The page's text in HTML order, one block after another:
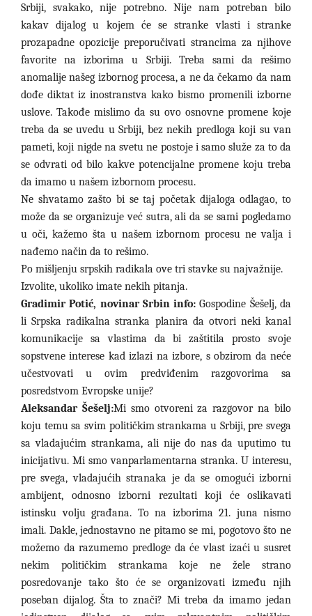
Srbiji, svakako, nije potrebno. Nije nam potreban bilo
kakav dijalog u kojem će se stranke vlasti i stranke
prozapadne opozicije preporučivati strancima za njihove
favorite na izborima u Srbiji. Treba sami da rešimo
anomalije našeg izbornog procesa, a ne da čekamo da nam
dođe diktat iz inostranstva kako bismo promenili izborne
uslove. Takođe mislimo da su ovo osnovne promene koje
treba da se uvedu u Srbiji, bez nekih predloga koji su van
pameti, koji nigde na svetu ne postoje i samo služe za to da
se odvrati od bilo kakve potencijalne promene koju treba
da imamo u našem izbornom procesu.
Ne shvatamo zašto bi se taj početak dijaloga odlagao, to
može da se organizuje već sutra, ali da se sami pogledamo
u oči, kažemo šta u našem izbornom procesu ne valja i
nađemo način da to rešimo.
Po mišljenju srpskih radikala ove tri stavke su najvažnije.
Izvolite, ukoliko imate nekih pitanja.
Gradimir Potić, novinar Srbin info:Gospodine Šešelj, da
li Srpska radikalna stranka planira da otvori neki kanal
komunikacije sa vlastima da bi zaštitila prosto svoje
sopstvene interese kad izlazi na izbore, s obzirom da neće
učestvovati u ovim predviđenim razgovorima sa
posredstvom Evropske unije?
Aleksandar Šešelj:Mi smo otvoreni za razgovor na bilo
koju temu sa svim političkim strankama u Srbiji, pre svega
sa vladajućim strankama, ali nije do nas da uputimo tu
inicijativu. Mi smo vanparlamentarna stranka. U interesu,
pre svega, vladajućih stranaka je da se omogući izborni
ambijent, odnosno izborni rezultati koji će oslikavati
istinsku volju građana. To na izborima 21. juna nismo
imali. Dakle, jednostavno ne pitamo se mi, pogotovo što ne
možemo da razumemo predloge da će vlast izaći u susret
nekim političkim strankama koje ne žele strano
posredovanje tako što će se organizovati između njih
poseban dijalog. Šta to znači? Mi treba da imamo jedan